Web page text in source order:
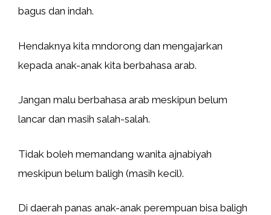
bagus dan indah.
Hendaknya kita mndorong dan mengajarkan
kepada anak-anak kita berbahasa arab.
Jangan malu berbahasa arab meskipun belum
lancar dan masih salah-salah.
Tidak boleh memandang wanita ajnabiyah
meskipun belum baligh (masih kecil).
Di daerah panas anak-anak perempuan bisa baligh